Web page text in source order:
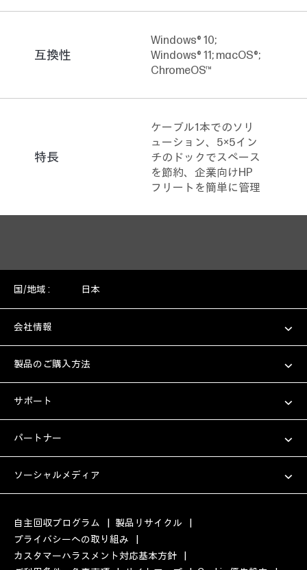
互換性
特長
Windows® 10;
Windows® 11; macOS®;
ChromeOS™
ケーブル1本でのソリ
ューション、5×5イン
チのドックでスペース
を節約、企業向けHP
フリートを簡単に管理
国/地域 : 日本
会社情報
製品のご購入方法
サポート
パートナー
ソーシャルメディア
自主回収プログラム | 製品リサイクル
|
プライバシーへの取り組み
|
カスタマーハラスメント対応基本方針
|